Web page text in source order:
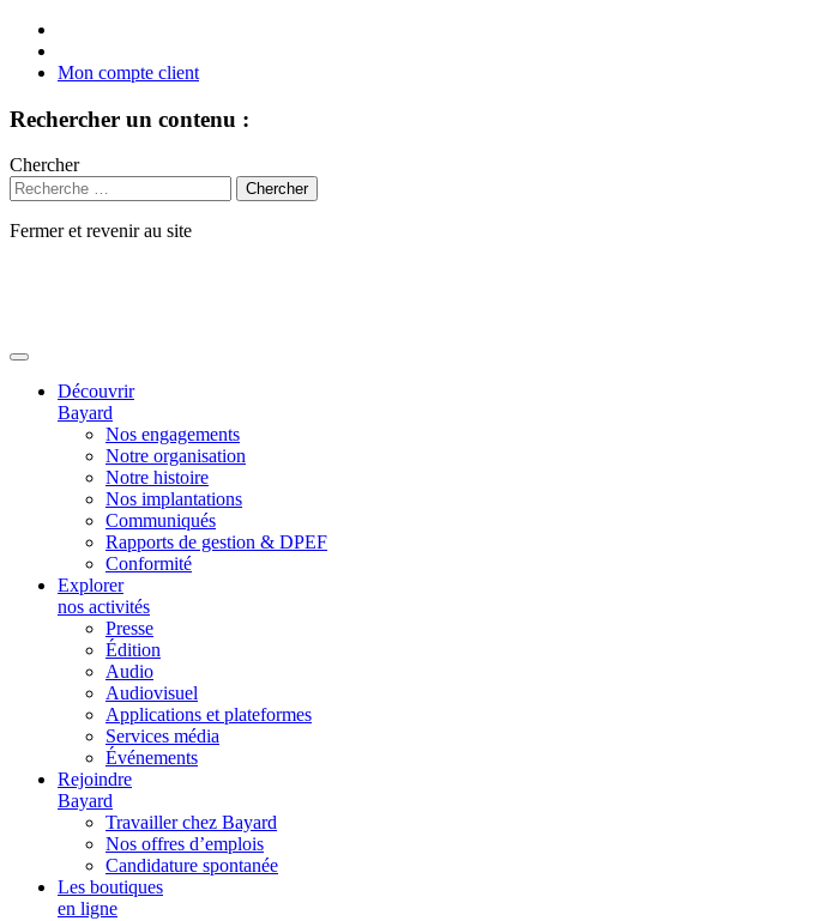
Mon compte client
Rechercher un contenu :
Chercher
Fermer et revenir au site
Découvrir
Bayard
Nos engagements
Notre organisation
Notre histoire
Nos implantations
Communiqués
Rapports de gestion & DPEF
Conformité
Explorer
nos activités
Presse
Édition
Audio
Audiovisuel
Applications et plateformes
Services média
Événements
Rejoindre
Bayard
Travailler chez Bayard
Nos offres d’emplois
Candidature spontanée
Les boutiques
en ligne